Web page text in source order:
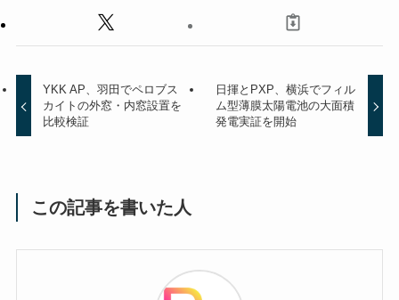
YKK AP、羽田でペロブス
カイトの外窓・内窓設置を
比較検証
日揮とPXP、横浜でフィル
ム型薄膜太陽電池の大面積
発電実証を開始
この記事を書いた人